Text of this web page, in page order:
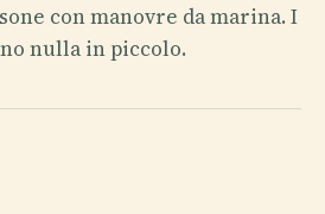
con manovre da marina. I
nulla in piccolo.